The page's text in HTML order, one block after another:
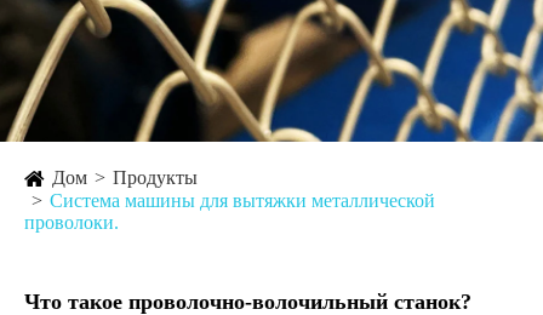
Дом
Продукты
Система машины для вытяжки металлической
проволоки.
Что такое проволочно-волочильный станок?